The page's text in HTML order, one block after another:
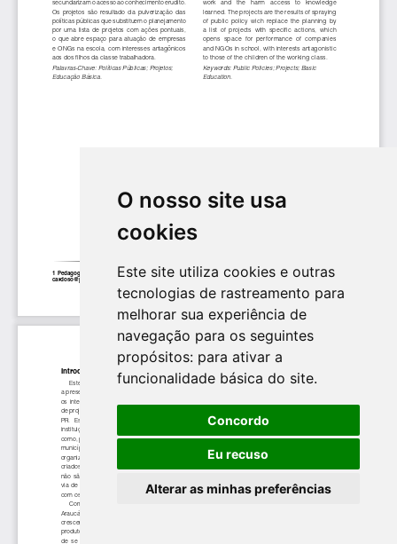
O nosso site usa
cookies
Este site utiliza cookies e outras
tecnologias de rastreamento para
melhorar sua experiência de
navegação para os seguintes
propósitos: para ativar a
funcionalidade básica do site.
Concordo
Eu recuso
Alterar as minhas preferências